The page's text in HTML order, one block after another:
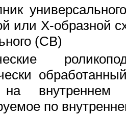
или Х-образной
(CB)
на внутреннем
по